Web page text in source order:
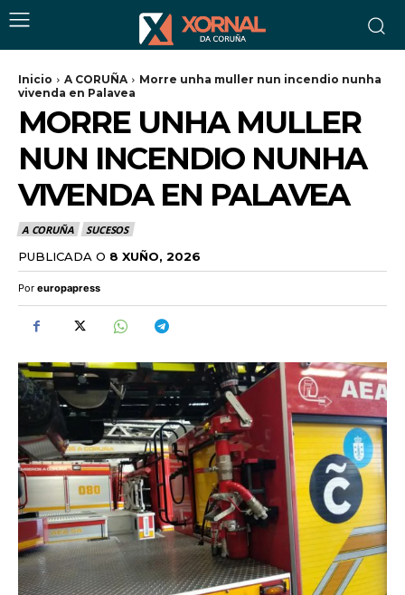
Inicio A CORUÑA
Morre unha muller nun incendio nunha
vivenda en Palavea
MORRE UNHA MULLER
NUN INCENDIO NUNHA
VIVENDA EN PALAVEA
A CORUÑA SUCESOS
PUBLICADA O 8 XUÑO, 2026
Por europapress